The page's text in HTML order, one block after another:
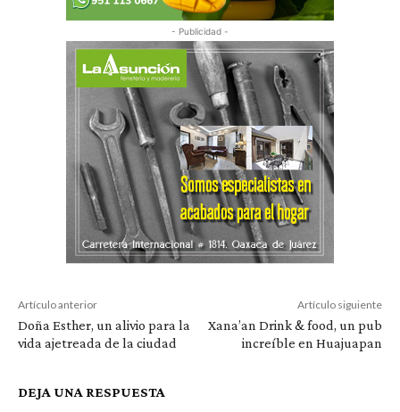
- Publicidad -
Artículo anterior
Doña Esther, un alivio para la
vida ajetreada de la ciudad
Artículo siguiente
Xana’an Drink & food, un pub
increíble en Huajuapan
DEJA UNA RESPUESTA